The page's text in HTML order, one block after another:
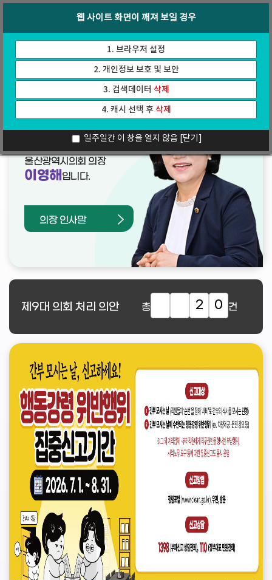
가
기
인터넷방송
웹 사이트 화면이 깨져 보일 경우
1. 브라우저 설정
2. 개인정보 보호 및 보안
3. 검색데이터 삭제
4. 캐시 선택 후삭제
일주일간 이 창을 열지 않음 [닫기]
열린의장실
울산광역시의회 의장
이영해 입니다.
의장 인사말
제9대 의회 처리 의안 총 2 0 건